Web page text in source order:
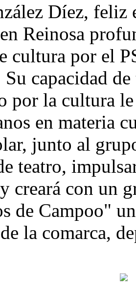
Díez, feliz
Reinosa
cultura por el
capacidad
por la cultura
en materia
junto al
teatro,
creará con un
de Campoo"
la comarca,